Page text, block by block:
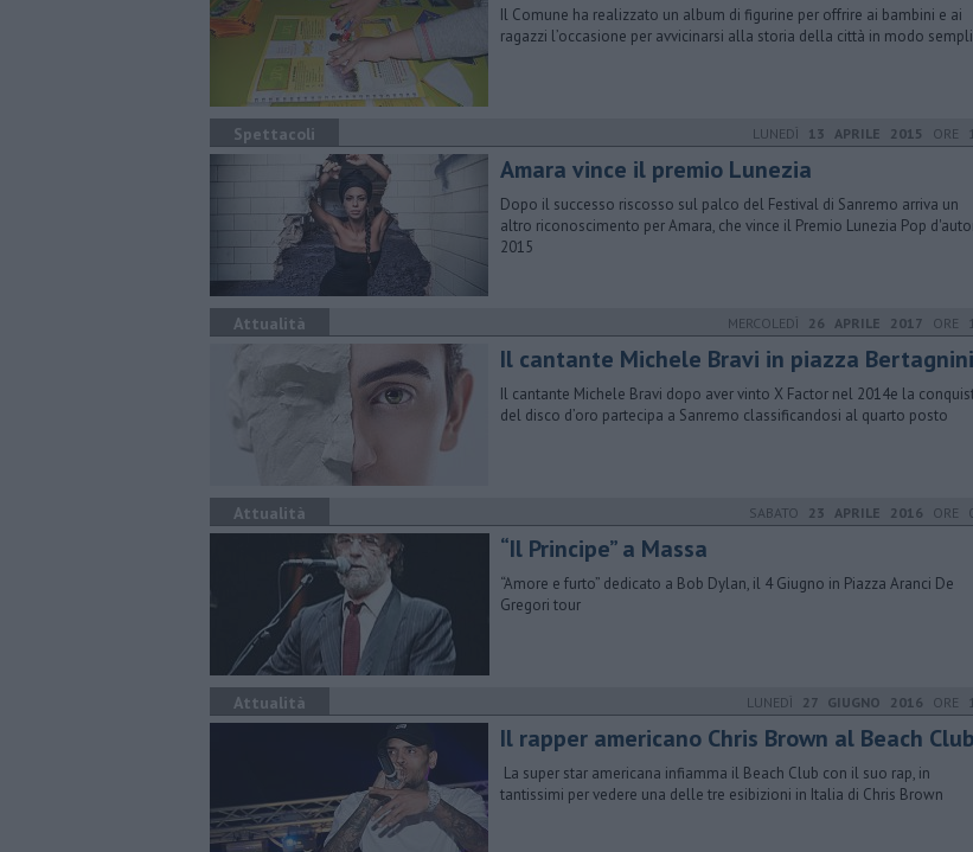
Il Comune ha realizzato un album di figurine per offrire ai bambini e ai
ragazzi l’occasione per avvicinarsi alla storia della città in modo
Spettacoli LUNEDÌ 13 APRILE 2015 ORE
​Amara vince il premio Lunezia
Dopo il successo riscosso sul palco del Festival di Sanremo arriva un
altro riconoscimento per Amara, che vince il Premio Lunezia Pop
2015
Attualità MERCOLEDÌ 26 APRILE 2017 ORE
Il cantante Michele Bravi in piazza Bertagnini
Il cantante Michele Bravi dopo aver vinto X Factor nel 2014e la
del disco d’oro partecipa a Sanremo classificandosi al quarto posto
Attualità SABATO 23 APRILE 2016 ORE
​“Il Principe” a Massa
“Amore e furto” dedicato a Bob Dylan, il 4 Giugno in Piazza Aranci De
Gregori tour
Attualità LUNEDÌ 27 GIUGNO 2016 ORE
Il rapper americano Chris Brown al Beach Club
La super star americana infiamma il Beach Club con il suo rap, in
tantissimi per vedere una delle tre esibizioni in Italia di Chris Brown